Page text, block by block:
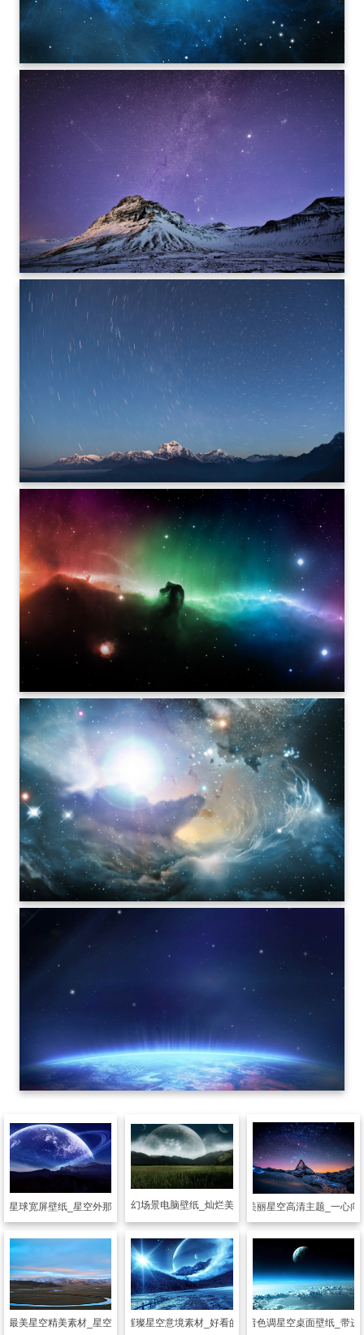
星球宽屏壁纸_星空外那不为人知的风景
风景壁纸 梦幻场景电脑壁纸_灿烂美妙的星空下
风景壁纸 美丽星空高清主题_一心向
最美星空精美素材_星空下的美景
风景壁纸 璀璨星空意境素材_好看的星空美景
风景壁纸 暗色调星空桌面壁纸_带进